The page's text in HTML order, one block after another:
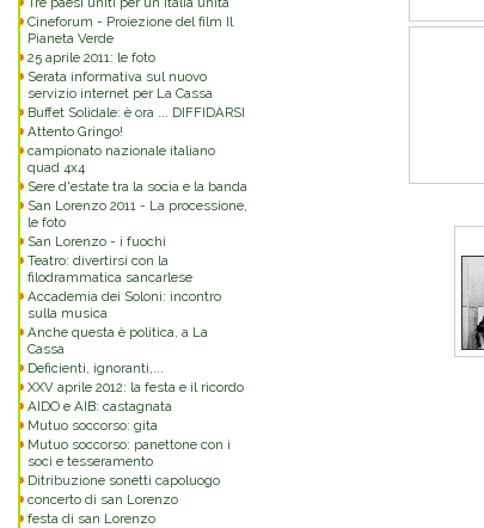
Cineforum - Proiezione del film Il
Pianeta Verde
25 aprile 2011: le foto
Serata informativa sul nuovo
servizio internet per La Cassa
Buffet Solidale: è ora ... DIFFIDARSI
Attento Gringo!
campionato nazionale italiano
quad 4x4
Sere d'estate tra la socia e la banda
San Lorenzo 2011 - La processione,
le foto
San Lorenzo - i fuochi
Teatro: divertirsi con la
filodrammatica sancarlese
Accademia dei Soloni: incontro
sulla musica
Anche questa è politica, a La
Cassa
Deficienti, ignoranti,...
XXV aprile 2012: la festa e il ricordo
AIDO e AIB: castagnata
Mutuo soccorso: gita
Mutuo soccorso: panettone con i
soci e tesseramento
Ditribuzione sonetti capoluogo
concerto di san Lorenzo
festa di san Lorenzo